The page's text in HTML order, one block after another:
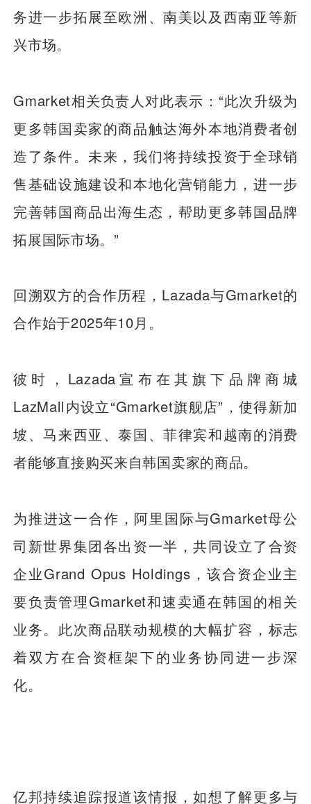
务进一步拓展至欧洲、南美以及西南亚等新
兴市场。
Gmarket相关负责人对此表示：“此次升级为
更多韩国卖家的商品触达海外本地消费者创
造了条件。未来，我们将持续投资于全球销
售基础设施建设和本地化营销能力，进一步
完善韩国商品出海生态，帮助更多韩国品牌
拓展国际市场。”
回溯双方的合作历程，Lazada与Gmarket的
合作始于2025年10月。
彼时，Lazada宣布在其旗下品牌商城
LazMall内设立“Gmarket旗舰店”，使得新加
坡、马来西亚、泰国、菲律宾和越南的消费
者能够直接购买来自韩国卖家的商品。
为推进这一合作，阿里国际与Gmarket母公
司新世界集团各出资一半，共同设立了合资
企业Grand Opus Holdings，该合资企业主
要负责管理Gmarket和速卖通在韩国的相关
业务。此次商品联动规模的大幅扩容，标志
着双方在合资框架下的业务协同进一步深
化。
亿邦持续追踪报道该情报，如想了解更多与